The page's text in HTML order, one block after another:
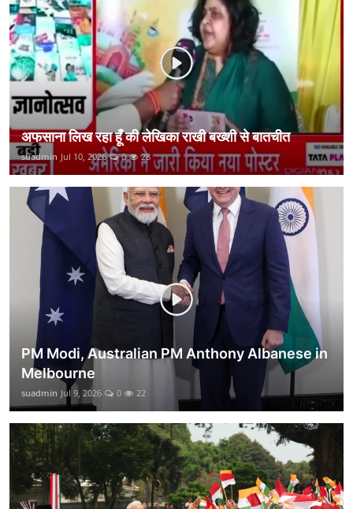
कानून
राजनीति
वीडियो
अफसाना लिख रहा हूँ की लेखिका राखी बख्शी से बातचीत
suadmin Jul 10, 2026 0 28
PM Modi, Australian PM Anthony Albanese in
Melbourne
suadmin Jul 9, 2026 0 22